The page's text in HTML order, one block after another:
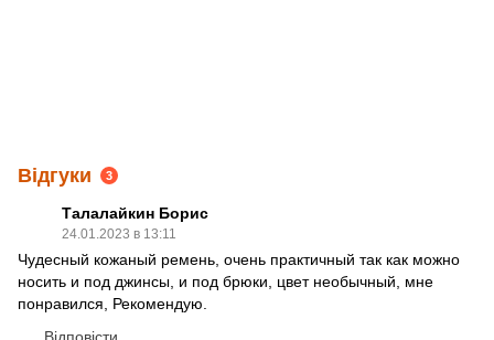
Відгуки 3
Талалайкин Борис
24.01.2023 в 13:11
Чудесный кожаный ремень, очень практичный так как можно
носить и под джинсы, и под брюки, цвет необычный, мне
понравился, Рекомендую.
Відповісти